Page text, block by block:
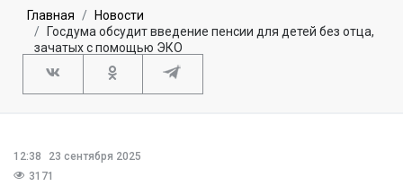
Главная
Новости
Госдума обсудит введение пенсии для детей без отца,
зачатых с помощью ЭКО
12:38
23 сентября 2025
3171